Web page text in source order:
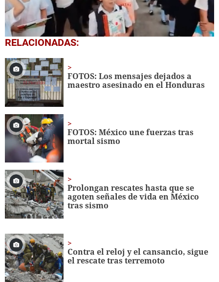
0
seconds
1
minute,
56
seconds
RELACIONADAS:
FOTOS: Los mensajes dejados a
maestro asesinado en el Honduras
FOTOS: México une fuerzas tras
mortal sismo
Prolongan rescates hasta que se
agoten señales de vida en México
tras sismo
Contra el reloj y el cansancio, sigue
el rescate tras terremoto